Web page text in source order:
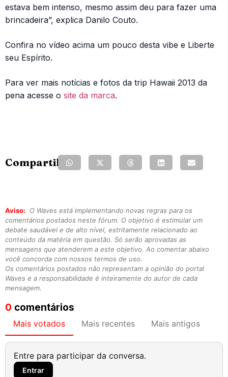
estava bem intenso, mesmo assim deu para fazer uma
brincadeira”, explica Danilo Couto.
Confira no vídeo acima um pouco desta vibe e Liberte
seu Espírito.
Para ver mais notícias e fotos da trip Hawaii 2013 da
pena acesse o site da marca.
Compartilhe:
Aviso:
O Waves está implementando novas regras para os
comentários postados neste fórum. O objetivo é estimular um
debate saudável e de alto nível, estritamente relacionado ao
conteúdo da matéria em questão. Só serão aprovadas as
mensagens que atenderem a este objetivo. Ao comentar abaixo
você concorda com nossos termos de uso.
Os comentários postados não representam a opinião do portal
Waves e a responsabilidade é inteiramente do autor de cada
mensagem.
0 comentários
Mais votados Mais recentes Mais antigos
Entre para participar da conversa.
Entrar